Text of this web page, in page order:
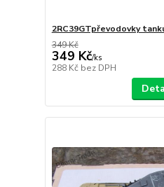
2RC39GTpřevodovky
349 Kč
349 Kč/ks
288 Kč bez DPH